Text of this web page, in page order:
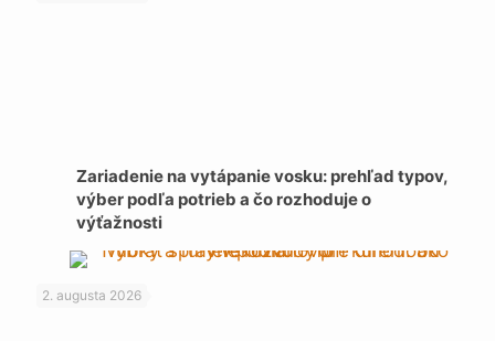
Zariadenie na vytápanie vosku: prehľad typov,
výber podľa potrieb a čo rozhoduje o
výťažnosti
2. augusta 2026